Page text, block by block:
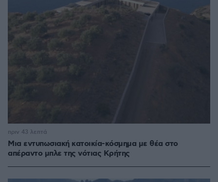
Μια εντυπωσιακή κατοικία-κόσμημα με θέα στο
απέραντο μπλε της νότιας Κρήτης
πριν 43 λεπτά